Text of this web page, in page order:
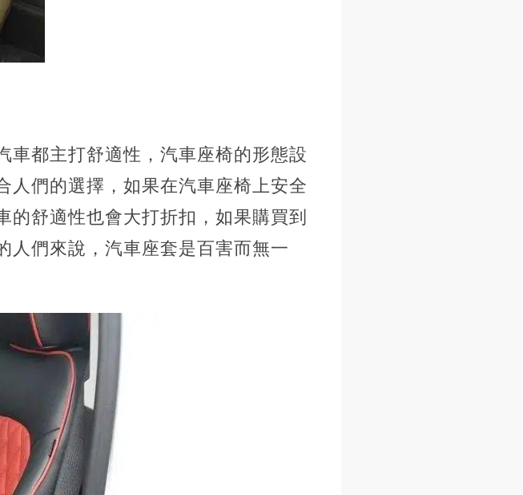
車都主打舒適性，汽車座椅的形態設
人們的選擇，如果在汽車座椅上安全
舒適性也會大打折扣，如果購買到
人們來說，汽車座套是百害而無一